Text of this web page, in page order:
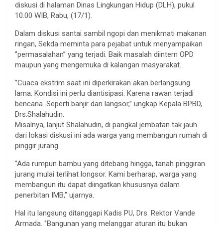
diskusi di halaman Dinas Lingkungan Hidup (DLH), pukul
10.00 WIB, Rabu, (17/1).
Dalam diskusi santai sambil ngopi dan menikmati makanan
ringan, Sekda meminta para pejabat untuk menyampaikan
‘’permasalahan’’ yang terjadi. Baik masalah diintern OPD
maupun yang mengemuka di kalangan masyarakat.
‘’Cuaca ekstrim saat ini diperkirakan akan berlangsung
lama. Kondisi ini perlu diantisipasi. Karena rawan terjadi
bencana. Seperti banjir dan langsor,’’ ungkap Kepala BPBD,
Drs.Shalahudin.
Misalnya, lanjut Shalahudin, di pangkal jembatan tak jauh
dari lokasi diskusi ini ada warga yang membangun rumah di
pinggir jurang.
‘’Ada rumpun bambu yang ditebang hingga, tanah pinggiran
jurang mulai terlihat longsor. Kami berharap, warga yang
membangun itu dapat diingatkan khususnya dalam
penerbitan IMB,’’ ujarnya.
Hal itu langsung ditanggapi Kadis PU, Drs. Rektor Vande
Armada. ‘’Bangunan yang melanggar aturan itu bukan